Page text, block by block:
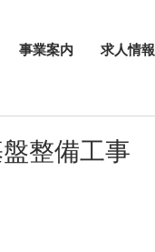
事業案内 求人情報
整備工事